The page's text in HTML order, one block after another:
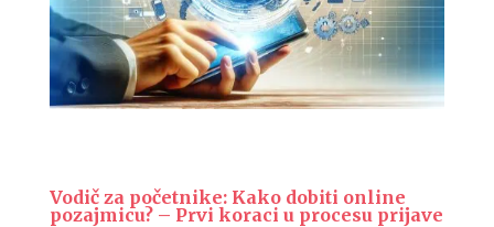
Vodič za početnike: Kako dobiti online
pozajmicu? – Prvi koraci u procesu prijave